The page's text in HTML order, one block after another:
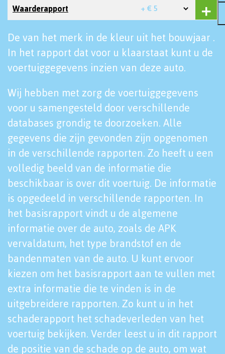
Waarderapport + € 5
De van het merk in de kleur uit het bouwjaar .
In het rapport dat voor u klaarstaat kunt u de
voertuiggegevens inzien van deze auto.
Wij hebben met zorg de voertuiggegevens
voor u samengesteld door verschillende
databases grondig te doorzoeken. Alle
gegevens die zijn gevonden zijn opgenomen
in de verschillende rapporten. Zo heeft u een
volledig beeld van de informatie die
beschikbaar is over dit voertuig. De informatie
is opgedeeld in verschillende rapporten. In
het basisrapport vindt u de algemene
informatie over de auto, zoals de APK
vervaldatum, het type brandstof en de
bandenmaten van de auto. U kunt ervoor
kiezen om het basisrapport aan te vullen met
extra informatie die te vinden is in de
uitgebreidere rapporten. Zo kunt u in het
schaderapport het schadeverleden van het
voertuig bekijken. Verder leest u in dit rapport
de positie van de schade op de auto, om wat